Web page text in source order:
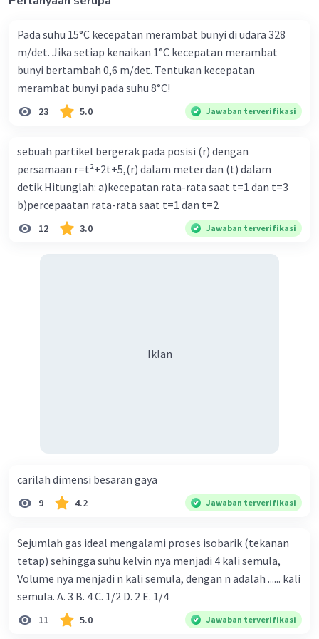
Pada suhu 15°C kecepatan merambat bunyi di udara 328
m/det. Jika setiap kenaikan 1°C kecepatan merambat
bunyi bertambah 0,6 m/det. Tentukan kecepatan
merambat bunyi pada suhu 8°C!
23 5.0 Jawaban terverifikasi
sebuah partikel bergerak pada posisi (r) dengan
persamaan r=t²+2t+5,(r) dalam meter dan (t) dalam
detik.Hitunglah: a)kecepatan rata-rata saat t=1 dan t=3
b)percepaatan rata-rata saat t=1 dan t=2
12 3.0 Jawaban terverifikasi
Iklan
carilah dimensi besaran gaya
9 4.2 Jawaban terverifikasi
Sejumlah gas ideal mengalami proses isobarik (tekanan
tetap) sehingga suhu kelvin nya menjadi 4 kali semula,
Volume nya menjadi n kali semula, dengan n adalah ...... kali
semula. A. 3 B. 4 C. 1/2 D. 2 E. 1/4
11 5.0 Jawaban terverifikasi